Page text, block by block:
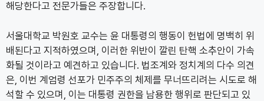
해당한다고 전문가들은 주장합니다.
서울대학교 박원호 교수는 윤 대통령의 행동이 헌법에 명백히 위
배된다고 지적하였으며, 이러한 위반이 깔린 탄핵 소추안이 가속
화될 것이라고 예견하고 있습니다. 법조계와 정치계의 다수 의견
은, 이번 계엄령 선포가 민주주의 체제를 무너뜨리려는 시도로 해
석할 수 있으며, 이는 대통령 권한을 남용한 행위로 판단되고 있